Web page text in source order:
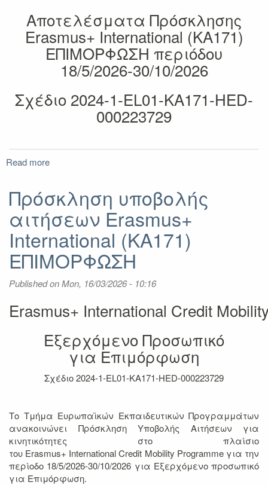
Αποτελέσματα Πρόσκλησης
Erasmus+ International (KA171)
ΕΠΙΜΟΡΦΩΣΗ περιόδου
18/5/2026-30/10/2026
Σχέδιο 2024-1-EL01-KA171-HED-
000223729
Read more
Erasmus+
International
(KA171)
ΕΠΙΜΟΡΦΩΣΗ
περιόδου
18/5/2026-
Πρόσκληση υποβολής
αιτήσεων Erasmus+
International (KA171)
ΕΠΙΜΟΡΦΩΣΗ
Published onMon, 16/03/2026 - 10:16
Erasmus+ International Credit
Εξερχόμενο Προσωπικό
για Επιμόρφωση
Σχέδιο 2024-1-EL01-KA171-HED-000223729
Το Τμήμα Ευρωπαϊκών Εκπαιδευτικών Προγραμμάτων
ανακοινώνει Πρόσκληση Υποβολής Αιτήσεων για
κινητικότητες στο πλαίσιο
του Erasmus+ International Credit Mοbility Programme για την
περίοδο 18/5/2026-30/10/2026 για Εξερχόμενο προσωπικό
για Επιμόρφωση.